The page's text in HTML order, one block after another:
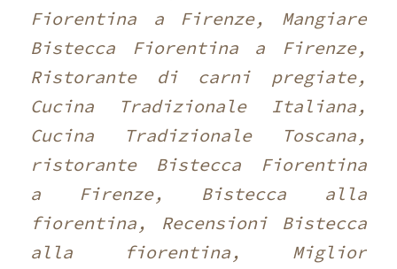
Fiorentina a Firenze, Mangiare
Bistecca Fiorentina a Firenze,
Ristorante di carni pregiate,
Cucina Tradizionale Italiana,
Cucina Tradizionale Toscana,
ristorante Bistecca Fiorentina
a Firenze, Bistecca alla
fiorentina, Recensioni Bistecca
alla fiorentina, Miglior